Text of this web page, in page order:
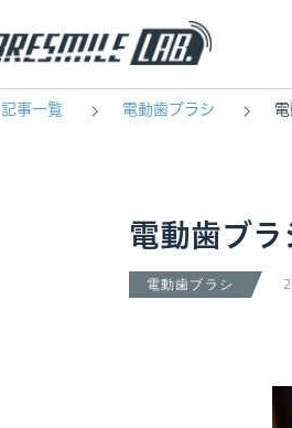
記事一覧 電動歯ブラシ
電動歯ブ
電動歯ブラシ